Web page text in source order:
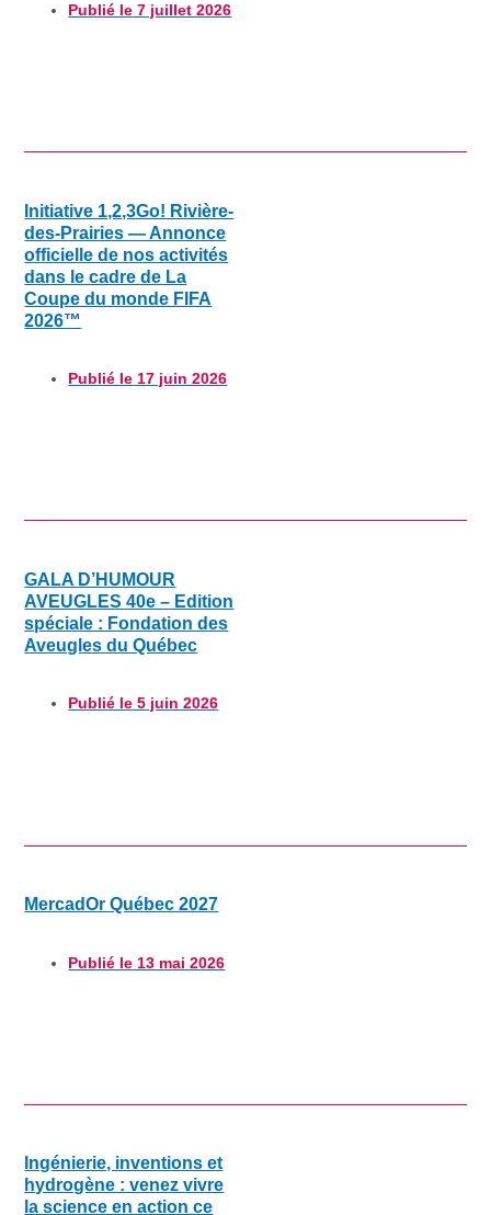
Publié le 7 juillet 2026
Initiative 1,2,3Go! Rivière-
des-Prairies — Annonce
officielle de nos activités
dans le cadre de La
Coupe du monde FIFA
2026™
Publié le 17 juin 2026
GALA D’HUMOUR
AVEUGLES 40e – Edition
spéciale : Fondation des
Aveugles du Québec
Publié le 5 juin 2026
MercadOr Québec 2027
Publié le 13 mai 2026
Ingénierie, inventions et
hydrogène : venez vivre
la science en action ce